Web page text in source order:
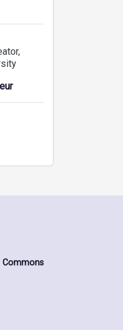
,
Commons